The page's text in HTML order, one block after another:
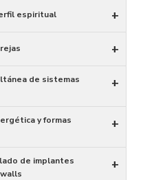
espiritual +
+
de sistemas
+
y formas
+
de implantes
+